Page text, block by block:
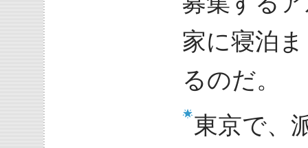
家に寝泊
るのだ。
東京で、